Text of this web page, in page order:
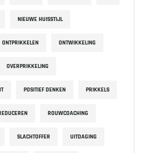
NIEUWE HUISSTIJL
ONTPRIKKELEN ONTWIKKELING
OVERPRIKKELING
POSITIEF DENKEN PRIKKELS
ROUWCOACHING
SLACHTOFFER UITDAGING